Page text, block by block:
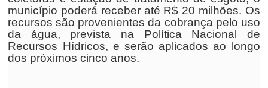
município poderá receber até R$ 20 milhões. Os
recursos são provenientes da cobrança pelo uso
da água, prevista na Política Nacional de
Recursos Hídricos, e serão aplicados ao longo
dos próximos cinco anos.